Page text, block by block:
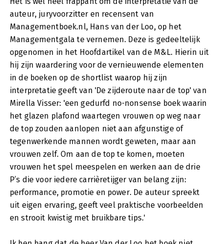
auteur, juryvoorzitter en recensent van
Managementboek.nl, Hans van der Loo, op het
Managementgala te vernemen. Deze is gedeeltelijk
opgenomen in het Hoofdartikel van de M&L. Hierin uit
hij zijn waardering voor de vernieuwende elementen
in de boeken op de shortlist waarop hij zijn
interpretatie geeft van 'De zijderoute naar de top' van
Mirella Visser: 'een gedurfd no-nonsense boek waarin
het glazen plafond waartegen vrouwen op weg naar
de top zouden aanlopen niet aan afgunstige of
tegenwerkende mannen wordt geweten, maar aan
vrouwen zelf. Om aan de top te komen, moeten
vrouwen het spel meespelen en werken aan de drie
P’s die voor iedere carrièretijger van belang zijn:
performance, promotie en power. De auteur spreekt
uit eigen ervaring, geeft veel praktische voorbeelden
en strooit kwistig met bruikbare tips.'